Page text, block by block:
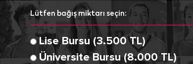
Lütfen bağış miktarı seçin:
Lise Bursu (3.500 TL)
Üniversite Bursu (8.000 TL)